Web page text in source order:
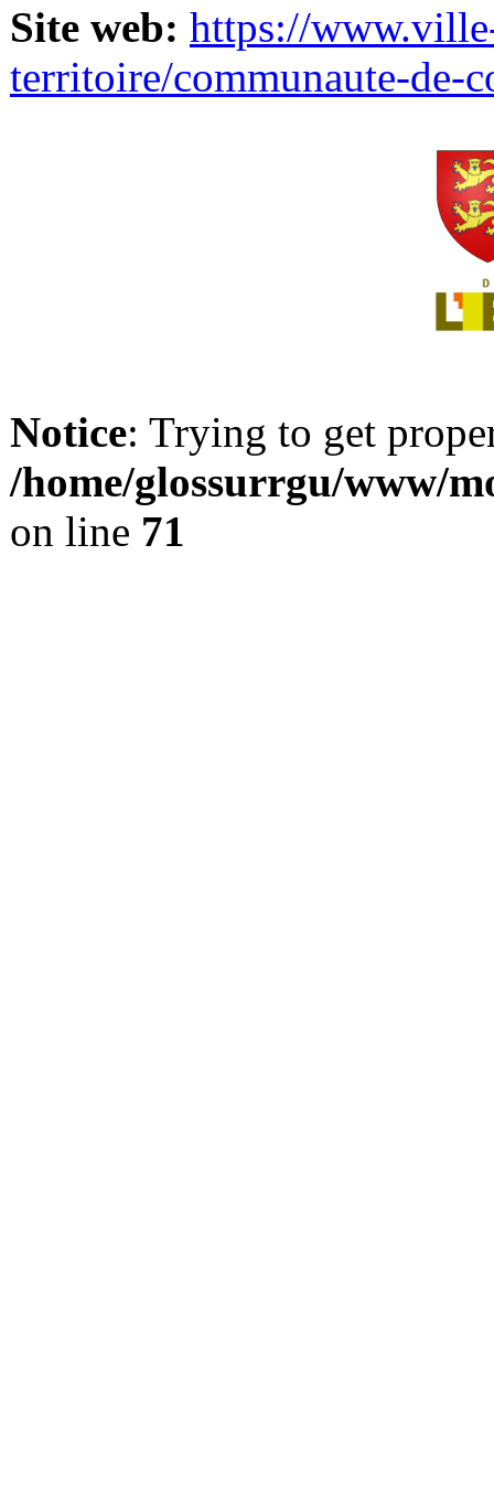
Site web: https://
territoire/communaute-de-
Notice: Trying to get
/home/glossurrgu/www/
on line 71